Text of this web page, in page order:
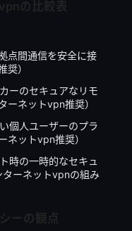
点間通信を安全に接
奨）
ーのセキュアなリモ
ーネットvpn推奨）
個人ユーザーのプラ
ネットvpn推奨）
時の一時的なセキュ
ーネットvpnの組み